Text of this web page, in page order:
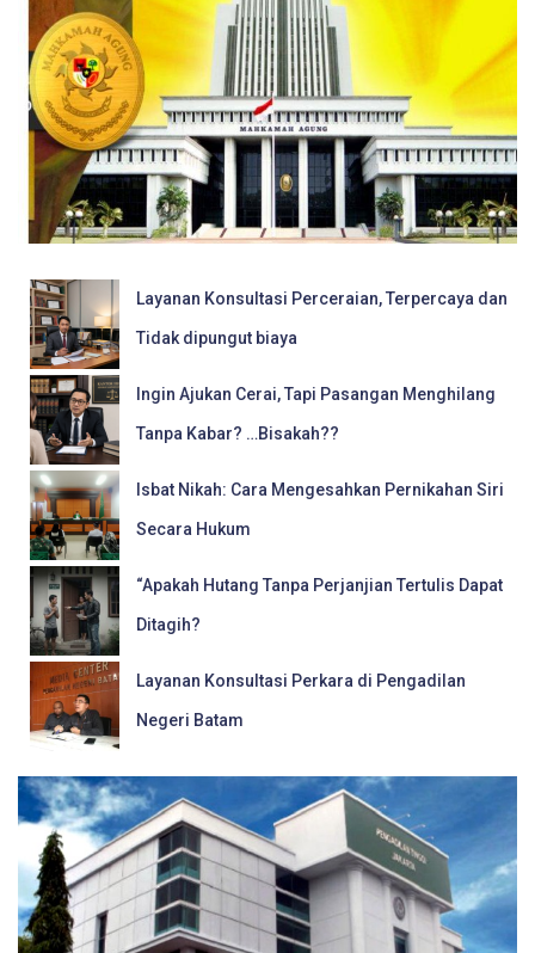
Layanan Konsultasi Perceraian, Terpercaya dan
Tidak dipungut biaya
Ingin Ajukan Cerai, Tapi Pasangan Menghilang
Tanpa Kabar? …Bisakah??
Isbat Nikah: Cara Mengesahkan Pernikahan Siri
Secara Hukum
“Apakah Hutang Tanpa Perjanjian Tertulis Dapat
Ditagih?
Layanan Konsultasi Perkara di Pengadilan
Negeri Batam